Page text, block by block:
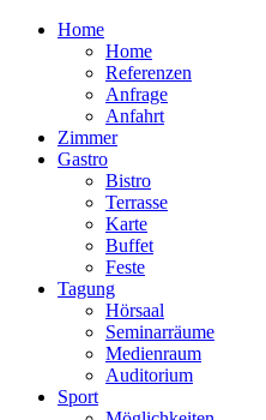
Home
Home
Referenzen
Anfrage
Anfahrt
Zimmer
Gastro
Bistro
Terrasse
Karte
Buffet
Feste
Tagung
Hörsaal
Seminarräume
Medienraum
Auditorium
Sport